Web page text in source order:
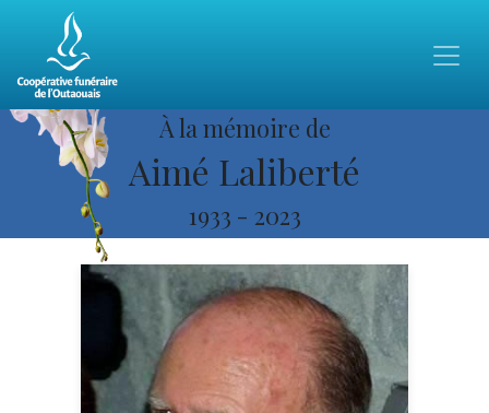
À la mémoire de
Aimé Laliberté
1933 - 2023